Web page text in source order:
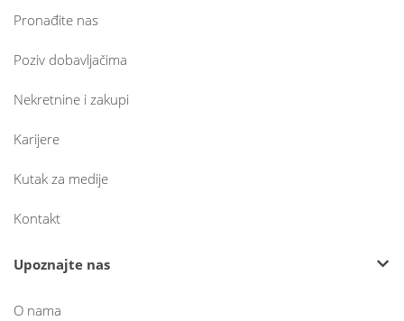
Pronađite nas
Poziv dobavljačima
Nekretnine i zakupi
Karijere
Kutak za medije
Kontakt
Upoznajte nas
O nama